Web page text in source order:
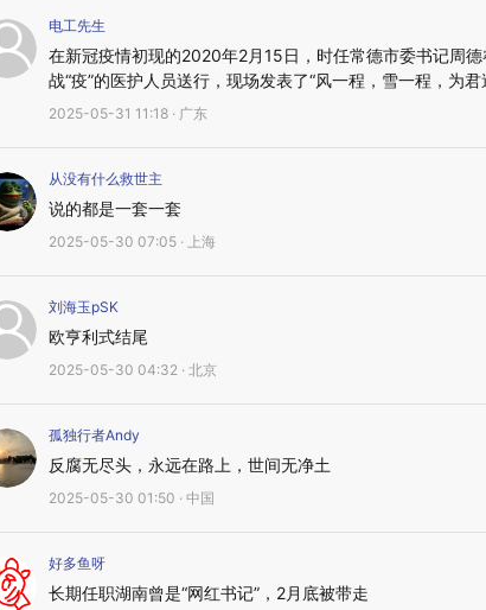
电工先生
在新冠疫情初现的2020年2月15日，时任常德市委书记周
战“疫”的医护人员送行，现场发表了“风一程，雪一程，为君
2025-05-31 11:18 · 广东
从没有什么救世主
说的都是一套一套
2025-05-30 07:05 · 上海
刘海玉pSK
欧亨利式结尾
2025-05-30 04:32 · 北京
孤独行者Andy
反腐无尽头，永远在路上，世间无净土
2025-05-30 01:50 · 中国
好多鱼呀
长期任职湖南曾是“网红书记”，2月底被带走